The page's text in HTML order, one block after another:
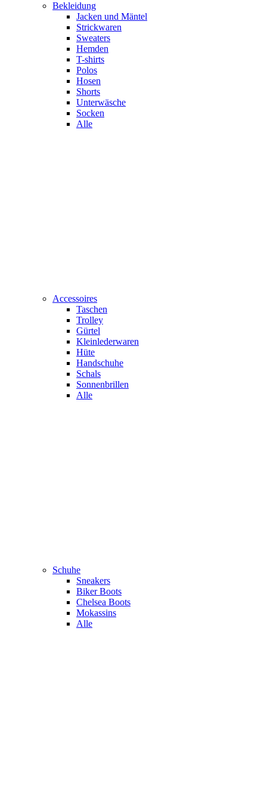
Bekleidung
Jacken und Mäntel
Strickwaren
Sweaters
Hemden
T-shirts
Polos
Hosen
Shorts
Unterwäsche
Socken
Alle
Accessoires
Taschen
Trolley
Gürtel
Kleinlederwaren
Hüte
Handschuhe
Schals
Sonnenbrillen
Alle
Schuhe
Sneakers
Biker Boots
Chelsea Boots
Mokassins
Alle